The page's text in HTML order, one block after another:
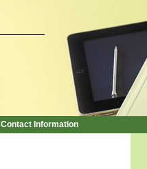
Contact Information